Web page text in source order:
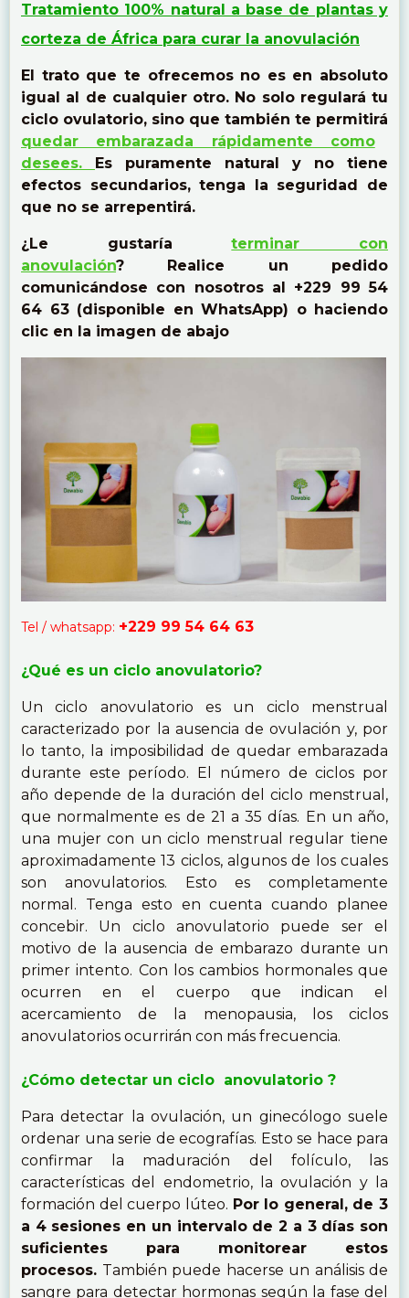
Tratamiento 100% natural a base de plantas y
corteza de África para curar la anovulación
El trato que te ofrecemos no es en absoluto
igual al de cualquier otro. No solo regulará tu
ciclo ovulatorio, sino que también te permitirá
quedar embarazada rápidamente como
desees. Es puramente natural y no tiene
efectos secundarios, tenga la seguridad de
que no se arrepentirá.
¿Le gustaríaterminar con
anovulación? Realice un pedido
comunicándose con nosotros al +229 99 54
64 63 (disponible en WhatsApp) o haciendo
clic en la imagen de abajo
Tel / whatsapp: +229 99 54 64 63
¿Qué es un ciclo anovulatorio?
Un ciclo anovulatorio es un ciclo menstrual
caracterizado por la ausencia de ovulación y, por
lo tanto, la imposibilidad de quedar embarazada
durante este período. El número de ciclos por
año depende de la duración del ciclo menstrual,
que normalmente es de 21 a 35 días. En un año,
una mujer con un ciclo menstrual regular tiene
aproximadamente 13 ciclos, algunos de los cuales
son anovulatorios. Esto es completamente
normal. Tenga esto en cuenta cuando planee
concebir. Un ciclo anovulatorio puede ser el
motivo de la ausencia de embarazo durante un
primer intento. Con los cambios hormonales que
ocurren en el cuerpo que indican el
acercamiento de la menopausia, los ciclos
anovulatorios ocurrirán con más frecuencia.
¿Cómo detectar un ciclo anovulatorio ?
Para detectar la ovulación, un ginecólogo suele
ordenar una serie de ecografías. Esto se hace para
confirmar la maduración del folículo, las
características del endometrio, la ovulación y la
formación del cuerpo lúteo. Por lo general, de 3
a 4 sesiones en un intervalo de 2 a 3 días son
suficientes para monitorear estos
procesos. También puede hacerse un análisis de
sangre para detectar hormonas según la fase del